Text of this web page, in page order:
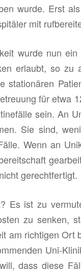
wurde. Erst
mit
wurde nun ein
er­laubt, so zu
sta­tio­nä­ren
für etwa
sein. An
Sie sind,
Wenn an
ge­recht­fer­tigt.
Es ist zu
zu sen­ken,
am rich­ti­gen Ort
Uni-
dass diese